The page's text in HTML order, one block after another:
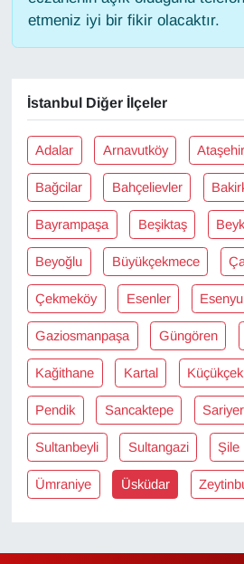
etmeniz iyi bir fikir olacaktır.
İstanbul Diğer İlçeler
Adalar Arnavutköy Ataşehir
Bağcilar Bahçelievler
Bayrampaşa Beşiktaş
Beyoğlu Büyükçekmece
Çekmeköy Esenler
Gaziosmanpaşa Güngören
Kağithane Kartal
Pendik Sancaktepe Sariyer
Sultanbeyli Sultangazi Şile
Ümraniye Üsküdar
Seri İlan
SİYASET
SPOR
TEBRİK
TEKNOLOJİ
Turizm
VAN'DA SPOR
Vasıta
YAŞAM
YEREL